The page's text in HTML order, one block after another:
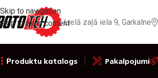
Skip to navigation
Skip to main contentLielā zaļā iela 9, Garkalne
Produktu katalogs Pakalpojumi